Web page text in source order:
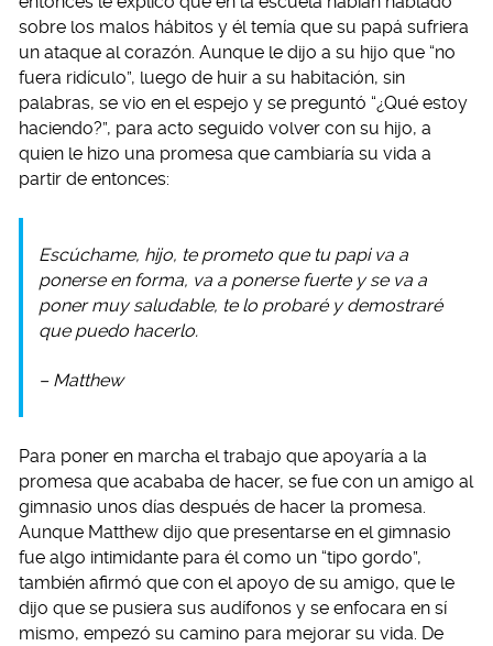
sobre los malos hábitos y él temía que su papá sufriera
un ataque al corazón. Aunque le dijo a su hijo que “no
fuera ridículo”, luego de huir a su habitación, sin
palabras, se vio en el espejo y se preguntó “¿Qué estoy
haciendo?”, para acto seguido volver con su hijo, a
quien le hizo una promesa que cambiaría su vida a
partir de entonces:
Escúchame, hijo, te prometo que tu papi va a
ponerse en forma, va a ponerse fuerte y se va a
poner muy saludable, te lo probaré y demostraré
que puedo hacerlo.
– Matthew
Para poner en marcha el trabajo que apoyaría a la
promesa que acababa de hacer, se fue con un amigo al
gimnasio unos días después de hacer la promesa.
Aunque Matthew dijo que presentarse en el gimnasio
fue algo intimidante para él como un “tipo gordo”,
también afirmó que con el apoyo de su amigo, que le
dijo que se pusiera sus audífonos y se enfocara en sí
mismo, empezó su camino para mejorar su vida. De